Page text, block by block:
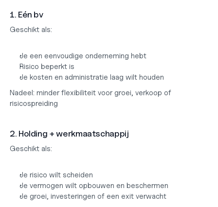
1. Eén bv
Geschikt als:
Je een eenvoudige onderneming hebt
Risico beperkt is
Je kosten en administratie laag wilt houden
Nadeel: minder flexibiliteit voor groei, verkoop of
risicospreiding
2. Holding + werkmaatschappij
Geschikt als:
Je risico wilt scheiden
Je vermogen wilt opbouwen en beschermen
Je groei, investeringen of een exit verwacht